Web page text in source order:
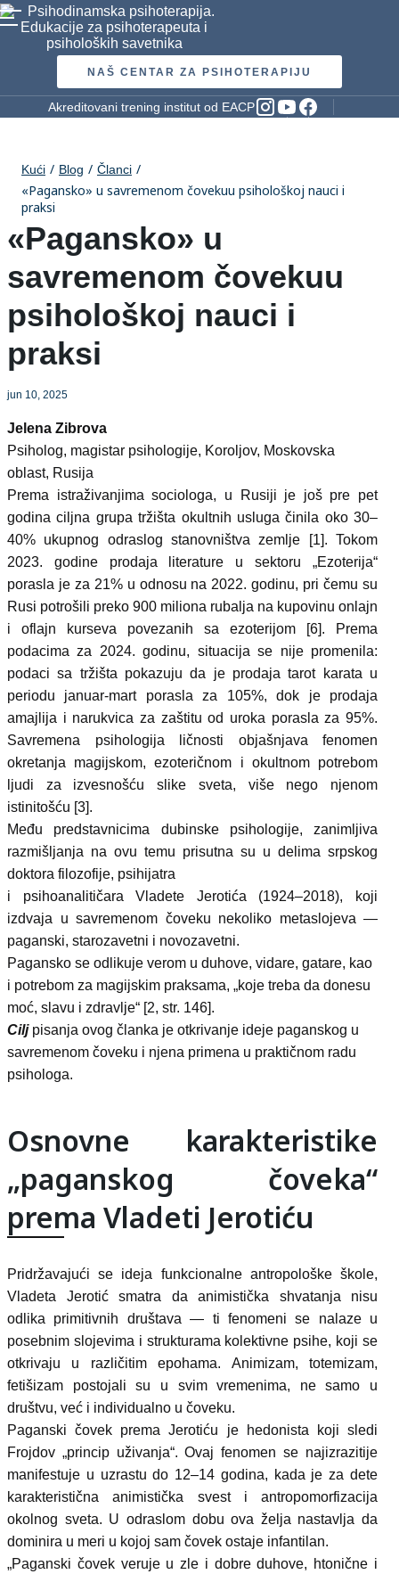
Akreditovani trening institut od EACP
NAŠ CENTAR ZA PSIHOTERAPIJU
Kući Blog Članci
«Pagansko» u savremenom čovekuu psihološkoj nauci i
praksi
«Pagansko» u
savremenom čovekuu
psihološkoj nauci i
praksi
jun 10, 2025
Jelena Zibrova
Psiholog, magistar psihologije, Koroljov, Moskovska
oblast, Rusija
Prema istraživanjima sociologa, u Rusiji je još pre pet
godina ciljna grupa tržišta okultnih usluga činila oko 30–
40% ukupnog odraslog stanovništva zemlje [1]. Tokom
2023. godine prodaja literature u sektoru „Ezoterija“
porasla je za 21% u odnosu na 2022. godinu, pri čemu su
Rusi potrošili preko 900 miliona rubalja na kupovinu onlajn
i oflajn kurseva povezanih sa ezoterijom [6]. Prema
podacima za 2024. godinu, situacija se nije promenila:
podaci sa tržišta pokazuju da je prodaja tarot karata u
periodu januar-mart porasla za 105%, dok je prodaja
amajlija i narukvica za zaštitu od uroka porasla za 95%.
Savremena psihologija ličnosti objašnjava fenomen
okretanja magijskom, ezoteričnom i okultnom potrebom
ljudi za izvesnošću slike sveta, više nego njenom
istinitošću [3].
Među predstavnicima dubinske psihologije, zanimljiva
razmišljanja na ovu temu prisutna su u delima srpskog
doktora filozofije, psihijatra
i psihoanalitičara Vladete Jerotića (1924–2018), koji
izdvaja u savremenom čoveku nekoliko metaslojeva —
paganski, starozavetni i novozavetni.
Pagansko se odlikuje verom u duhove, vidare, gatare, kao
i potrebom za magijskim praksama, „koje treba da donesu
moć, slavu i zdravlje“ [2, str. 146].
Ciljpisanja ovog članka je otkrivanje ideje paganskog u
savremenom čoveku i njena primena u praktičnom radu
psihologa.
Osnovne karakteristike
„paganskog čoveka“
prema Vladeti Jerotiću
Pridržavajući se ideja funkcionalne antropološke škole,
Vladeta Jerotić smatra da animistička shvatanja nisu
odlika primitivnih društava — ti fenomeni se nalaze u
posebnim slojevima i strukturama kolektivne psihe, koji se
otkrivaju u različitim epohama. Animizam, totemizam,
fetišizam postojali su u svim vremenima, ne samo u
društvu, već i individualno u čoveku.
Paganski čovek prema Jerotiću je hedonista koji sledi
Frojdov „princip uživanja“. Ovaj fenomen se najizrazitije
manifestuje u uzrastu do 12–14 godina, kada je za dete
karakteristična animistička svest i antropomorfizacija
okolnog sveta. U odraslom dobu ova želja nastavlja da
dominira u meri u kojoj sam čovek ostaje infantilan.
„Paganski čovek veruje u zle i dobre duhove, htonične i